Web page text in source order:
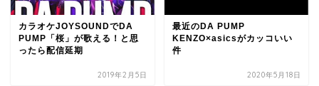
カラオケJOYSOUNDでDA
PUMP「桜」が歌える！と思
ったら配信延期
2019年2月5日
最近のDA PUMP
KENZO×asicsがカッコいい
件
2020年5月18日